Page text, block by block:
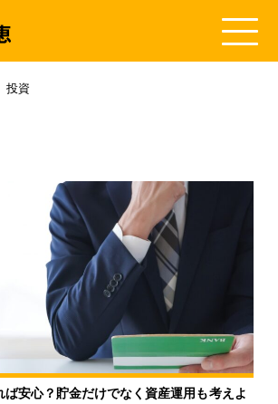
投資
ば安心？貯金だけでなく資産運用も考えよ